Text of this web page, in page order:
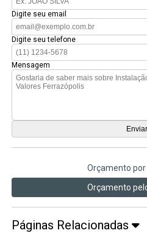
Digite seu email
Digite seu telefone
Mensagem
Orçamento
Orçamento
Páginas Relacionadas